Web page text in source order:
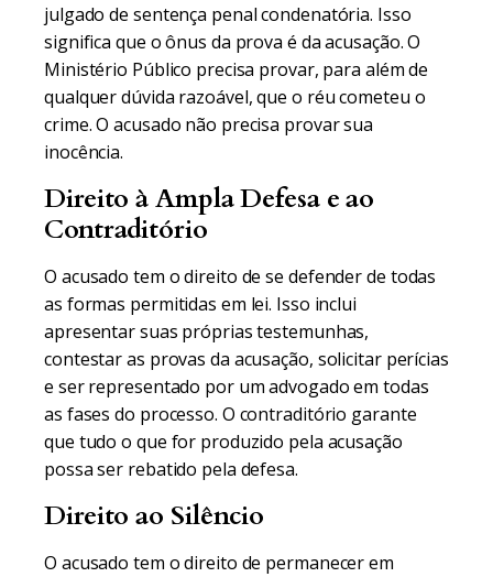
julgado de sentença penal condenatória. Isso
significa que o ônus da prova é da acusação. O
Ministério Público precisa provar, para além de
qualquer dúvida razoável, que o réu cometeu o
crime. O acusado não precisa provar sua
inocência.
Direito à Ampla Defesa e ao
Contraditório
O acusado tem o direito de se defender de todas
as formas permitidas em lei. Isso inclui
apresentar suas próprias testemunhas,
contestar as provas da acusação, solicitar perícias
e ser representado por um advogado em todas
as fases do processo. O contraditório garante
que tudo o que for produzido pela acusação
possa ser rebatido pela defesa.
Direito ao Silêncio
O acusado tem o direito de permanecer em